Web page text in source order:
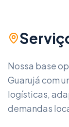
Nossa base
Guarujá com
logísticas,
demandas